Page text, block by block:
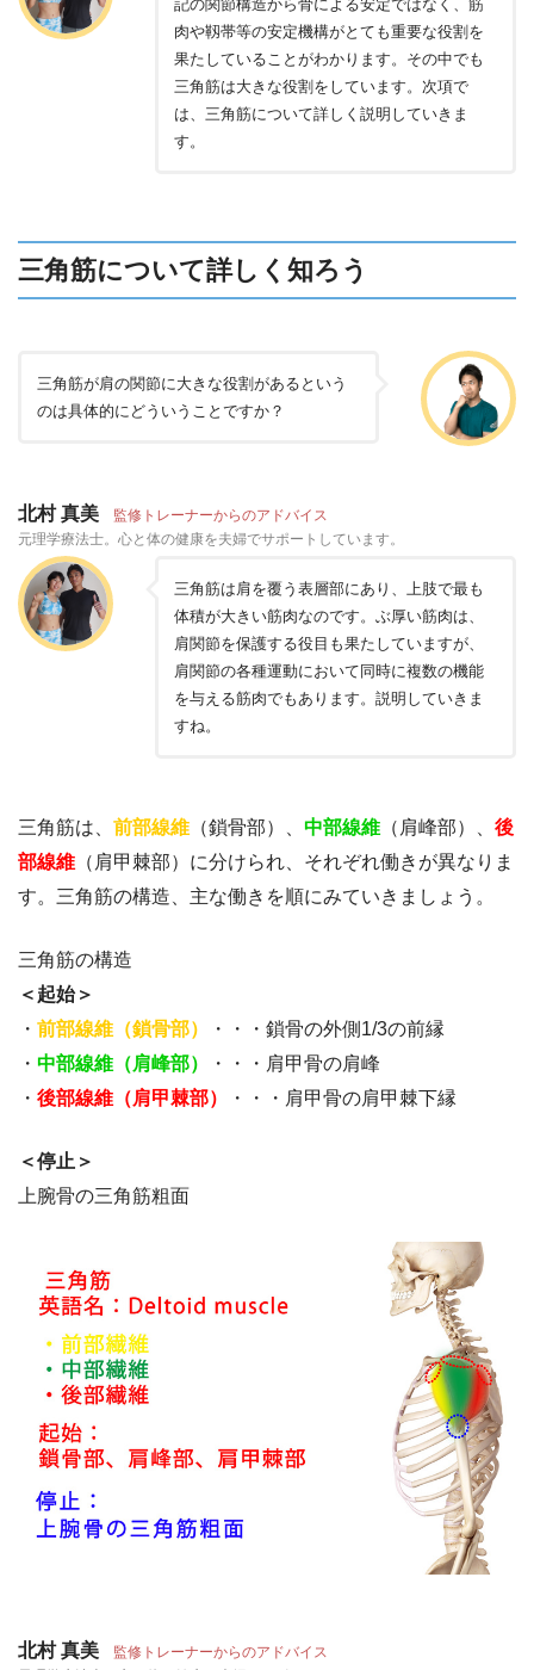
記の関節構造から骨による安定ではなく、筋
肉や靱帯等の安定機構がとても重要な役割を
果たしていることがわかります。その中でも
三角筋は大きな役割をしています。次項で
は、三角筋について詳しく説明していきま
す。
三角筋について詳しく知ろう
三角筋が肩の関節に大きな役割があるという
のは具体的にどういうことですか？
北村 真美 監修トレーナーからのアドバイス
元理学療法士。心と体の健康を夫婦でサポートしています。
三角筋は肩を覆う表層部にあり、上肢で最も
体積が大きい筋肉なのです。ぶ厚い筋肉は、
肩関節を保護する役目も果たしていますが、
肩関節の各種運動において同時に複数の機能
を与える筋肉でもあります。説明していきま
すね。
三角筋は、 前部線維 （鎖骨部）、 中部線維 （肩峰部）、 後
部線維 （肩甲棘部）に分けられ、それぞれ働きが異なりま
す。三角筋の構造、主な働きを順にみていきましょう。
三角筋の構造
＜起始＞
・ 前部線維（鎖骨部）
・・・鎖骨の外側1/3の前縁
・ 中部線維（肩峰部）
・・・肩甲骨の肩峰
・ 後部線維（肩甲棘部） ・・・肩甲骨の肩甲棘下縁
＜停止＞
上腕骨の三角筋粗面
北村 真美 監修トレーナーからのアドバイス